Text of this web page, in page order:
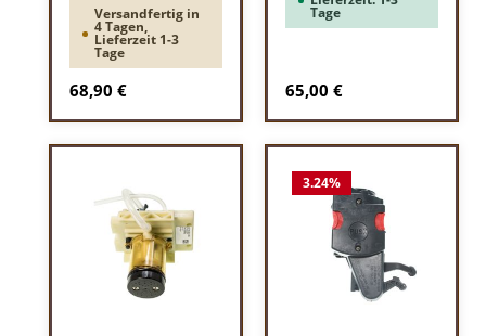
Versandfertig in
4 Tagen,
Lieferzeit 1-3
Tage
Regulärer Preis:
68,90 €
Tage
Regulärer Preis:
65,00 €
3.24%